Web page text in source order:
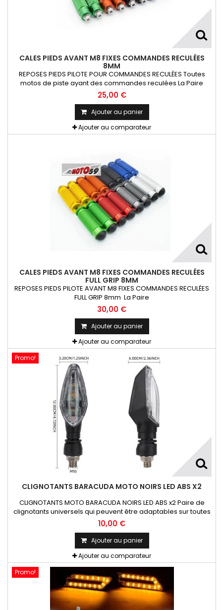
CALES PIEDS AVANT M8 FIXES COMMANDES RECULÉES
8MM
REPOSES PIEDS PILOTE POUR COMMANDES RECULÉES Toutes
motos de piste ayant des commandes reculées La Paire
25,00 €
Ajouter au panier
Ajouter au comparateur
CALES PIEDS AVANT M8 FIXES COMMANDES RECULÉES
FULL GRIP 8MM
REPOSES PIEDS PILOTE AVANT M8 FIXES COMMANDES RECULÉES
FULL GRIP 8mm La Paire
30,00 €
Ajouter au panier
Ajouter au comparateur
Promo!
CLIGNOTANTS BARACUDA MOTO NOIRS LED ABS X2
CLIGNOTANTS MOTO BARACUDA NOIRS LED ABS x2 Paire de
clignotants universels qui peuvent être adaptables sur toutes
motos ou scooters
10,00 €
Ajouter au panier
Ajouter au comparateur
Promo!